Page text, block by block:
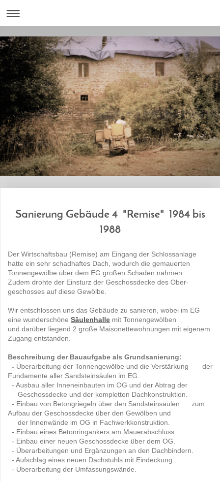
Sanierung Gebäude 4 "Remise" 1984 bis
1988
Der Wirtschaftsbau (Remise) am Eingang der Schlossanlage
hatte ein sehr schadhaftes Dach, wodurch die gemauerten
Tonnengewölbe über dem EG großen Schaden nahmen.
Zudem drohte der Einsturz der Geschossdecke des Ober-
geschosses auf diese Gewölbe.
Wir entschlossen uns das Gebäude zu sanieren, wobei im EG
eine wunderschöne Säulenhalle mit Tonnengewölben
und darüber liegend 2 große Maisonettewohnungen mit eigenem
Zugang entstanden.
Beschreibung der Bauaufgabe als Grundsanierung:
- Überarbeitung der Tonnengewölbe und die Verstärkung
der
Fundamente aller Sandsteinsäulen im EG.
- Ausbau aller Inneneinbauten im OG und der Abtrag der
Geschossdecke und der kompletten Dachkonstruktion.
- Einbau von Betongriegeln über den Sandsteinsäulen
zum
Aufbau der Geschossdecke über den Gewölben und
der Innenwände im OG in Fachwerkkonstruktion.
- Einbau eines Betonringankers am Mauerabschluss.
- Einbau einer neuen Geschossdecke über dem OG.
- Überarbeitungen und Ergänzungen an den Dachbindern.
- Aufschlag eines neuen Dachstuhls mit Eindeckung.
- Überarbeitung der Umfassungswände.